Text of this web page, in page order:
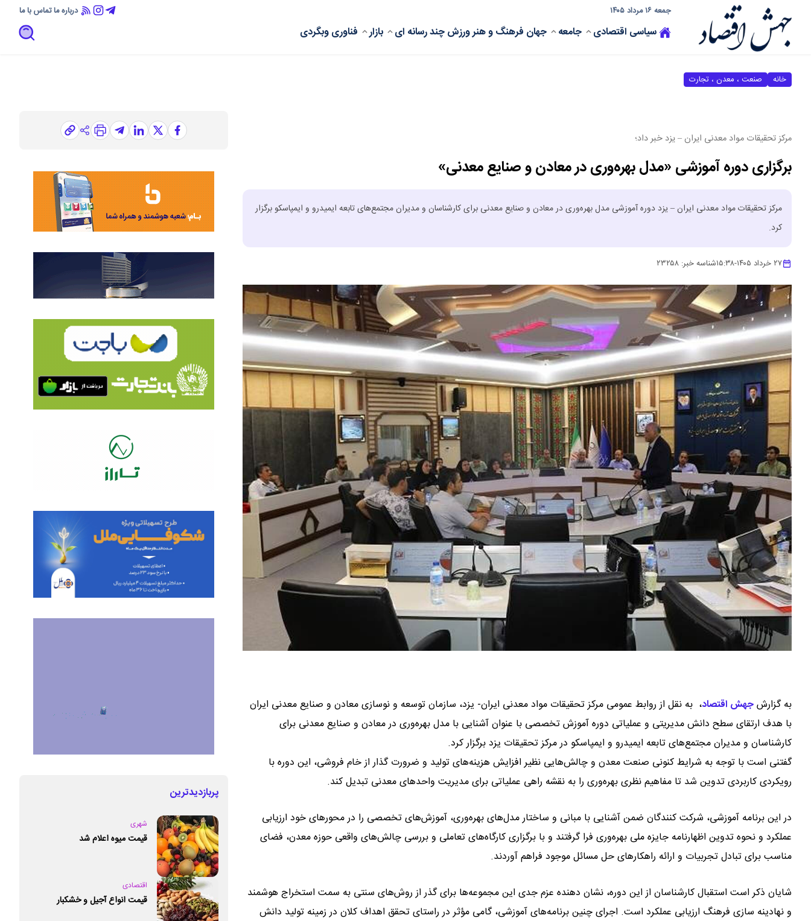
جمعه ۱۶ مرداد ۱۴۰۵ درباره ماتماس با ما
سیاسی اقتصادی جامعه جهان فرهنگ و هنرورزشچند رسانه ای بازار فناوریوبگردی
خانه صنعت ، معدن ، تجارت
مرکز تحقیقات مواد معدنی ایران – یزد خبر داد؛
برگزاری دوره آموزشی «مدل بهره‌وری در معادن و صنایع معدنی»
مرکز تحقیقات مواد معدنی ایران – یزد دوره آموزشی مدل بهره‌وری در معادن و صنایع معدنی برای کارشناسان و مدیران مجتمع‌های تابعه ایمیدرو و ایمپاسکو برگزار
کرد.
۲۷ خرداد ۱۴۰۵ -۱۵:۳۸شناسه خبر: ۲۳۲۵۸
به گزارشجهش اقتصاد، به نقل از روابط عمومی مرکز تحقیقات مواد معدنی ایران- یزد، سازمان توسعه و نوسازی معادن و صنایع معدنی ایران
با هدف ارتقای سطح دانش مدیریتی و عملیاتی دوره آموزش تخصصی با عنوان آشنایی با مدل بهره‌وری در معادن و صنایع معدنی برای
کارشناسان و مدیران مجتمع‌های تابعه ایمیدرو و ایمپاسکو در مرکز تحقیقات یزد برگزار کرد.
گفتنی است با توجه به شرایط کنونی صنعت معدن و چالش‌هایی نظیر افزایش هزینه‌های تولید و ضرورت گذار از خام فروشی، این دوره با
رویکردی کاربردی تدوین شد تا مفاهیم نظری بهره‌وری را به نقشه ‌راهی عملیاتی برای مدیریت واحدهای معدنی تبدیل کند.
در این برنامه آموزشی، شرکت کنندگان ضمن آشنایی با مبانی و ساختار مدل‌های بهره‌وری، آموزش‌های تخصصی را در محورهای خود ارزیابی
عملکرد و نحوه تدوین اظهارنامه جایزه ملی بهره‌وری فرا گرفتند و با برگزاری کارگاه‌های تعاملی و بررسی چالش‌های واقعی حوزه معدن، فضای
مناسب برای تبادل تجربیات و ارائه راهکارهای حل مسائل موجود فراهم آوردند.
شایان ذکر است استقبال کارشناسان از این دوره، نشان دهنده عزم جدی این مجموعه‌ها برای گذر از روش‌های سنتی به سمت استخراج هوشمند
و نهادینه سازی فرهنگ ارزیابی عملکرد است. اجرای چنین برنامه‌های آموزشی، گامی مؤثر در راستای تحقق اهداف کلان در زمینه تولید دانش
پربازدیدترین
شهری
قیمت میوه اعلام شد
اقتصادی
قیمت انواع آجیل و خشکبار